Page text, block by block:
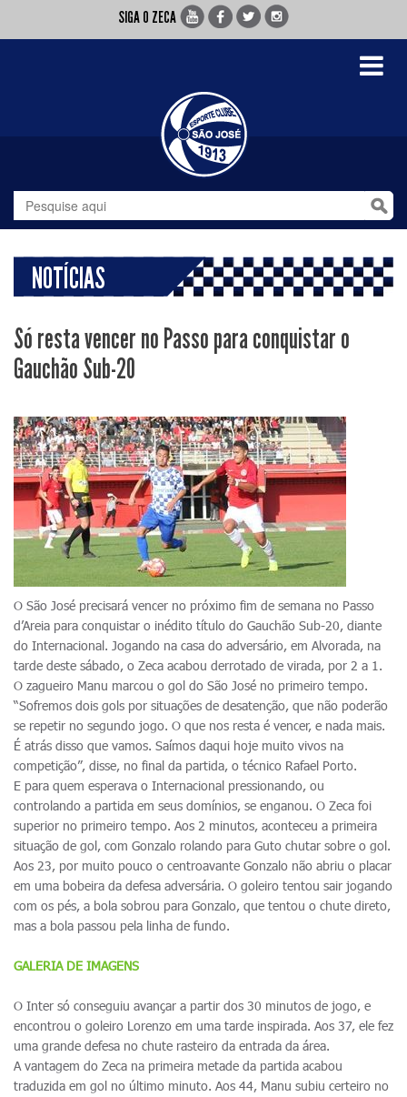
SIGA O ZECA
Toggle
NOTÍCIAS
Só resta vencer no Passo para conquistar o
Gauchão Sub-20
O São José precisará vencer no próximo fim de semana no Passo
d’Areia para conquistar o inédito título do Gauchão Sub-20, diante
do Internacional. Jogando na casa do adversário, em Alvorada, na
tarde deste sábado, o Zeca acabou derrotado de virada, por 2 a 1.
O zagueiro Manu marcou o gol do São José no primeiro tempo.
“Sofremos dois gols por situações de desatenção, que não poderão
se repetir no segundo jogo. O que nos resta é vencer, e nada mais.
É atrás disso que vamos. Saímos daqui hoje muito vivos na
competição”, disse, no final da partida, o técnico Rafael Porto.
E para quem esperava o Internacional pressionando, ou
controlando a partida em seus domínios, se enganou. O Zeca foi
superior no primeiro tempo. Aos 2 minutos, aconteceu a primeira
situação de gol, com Gonzalo rolando para Guto chutar sobre o gol.
Aos 23, por muito pouco o centroavante Gonzalo não abriu o placar
em uma bobeira da defesa adversária. O goleiro tentou sair jogando
com os pés, a bola sobrou para Gonzalo, que tentou o chute direto,
mas a bola passou pela linha de fundo.
GALERIA DE IMAGENS
O Inter só conseguiu avançar a partir dos 30 minutos de jogo, e
encontrou o goleiro Lorenzo em uma tarde inspirada. Aos 37, ele fez
uma grande defesa no chute rasteiro da entrada da área.
A vantagem do Zeca na primeira metade da partida acabou
traduzida em gol no último minuto. Aos 44, Manu subiu certeiro no